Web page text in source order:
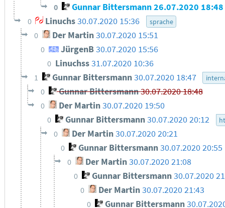
0 Gunnar Bittersmann26.07.2020 18:48
0 Linuchs30.07.2020 15:36 sprache
0 Der Martin 30.07.2020 15:51
0 JürgenB30.07.2020 15:56
0 Linuchss31.07.2020 10:36
1 Gunnar Bittersmann 30.07.2020 18:47
0 Gunnar Bittersmann30.07.2020 18:48
0 Der Martin30.07.2020 19:50
0 Gunnar Bittersmann30.07.2020 20:12
0 Der Martin30.07.2020 20:21
0 Gunnar Bittersmann30.07.2020 20:55
0 Der Martin 30.07.2020 21:08
0 Gunnar Bittersmann30.07.2020
0 Der Martin30.07.2020 21:43
0 Gunnar Bittersmann